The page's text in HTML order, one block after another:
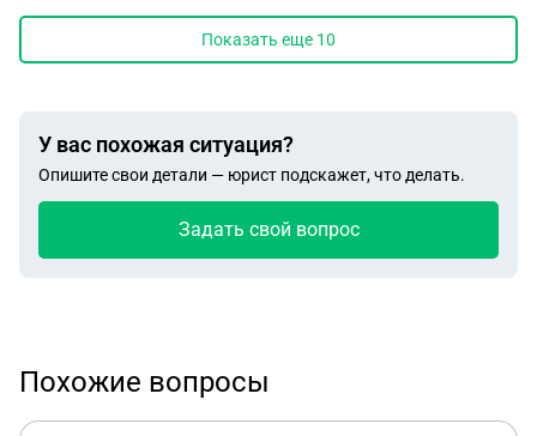
Показать еще 10
У вас похожая ситуация?
Опишите свои детали — юрист подскажет, что делать.
Задать свой вопрос
Похожие вопросы